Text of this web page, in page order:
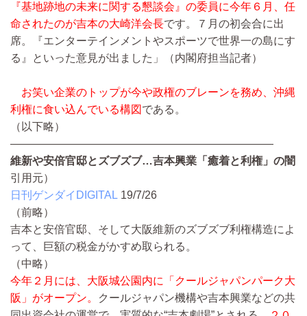
『基地跡地の未来に関する懇談会』の委員に今年６月、任
命されたのが吉本の大崎洋会長です。７月の初会合に出
席。『エンターテインメントやスポーツで世界一の島にす
る』といった意見が出ました」（内閣府担当記者）
お笑い企業のトップが今や政権のブレーンを務め、沖縄
利権に食い込んでいる構図 である。
（以下略）
————————————————————————
維新や安倍官邸とズブズブ…吉本興業「癒着と利権」の闇
引用元）
日刊ゲンダイDIGITAL 19/7/26
（前略）
吉本と安倍官邸、そして大阪維新のズブズブ利権構造によ
って、巨額の税金がかすめ取られる。
（中略）
今年２月には、大阪城公園内に「クールジャパンパーク大
阪」がオープン。
クールジャパン機構や吉本興業などの共